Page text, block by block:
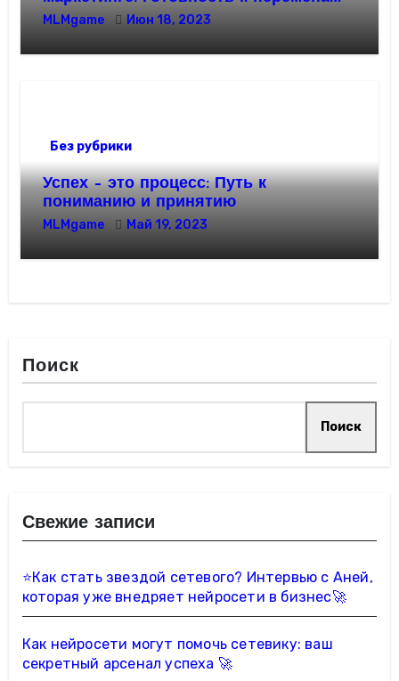
MLMgame Июн 18, 2023
Без рубрики
Успех – это процесс: Путь к
пониманию и принятию
MLMgame Май 19, 2023
Поиск
Поиск
Свежие записи
⭐️Как стать звездой сетевого? Интервью с Аней,
которая уже внедряет нейросети в бизнес🚀
Как нейросети могут помочь сетевику: ваш
секретный арсенал успеха 🚀